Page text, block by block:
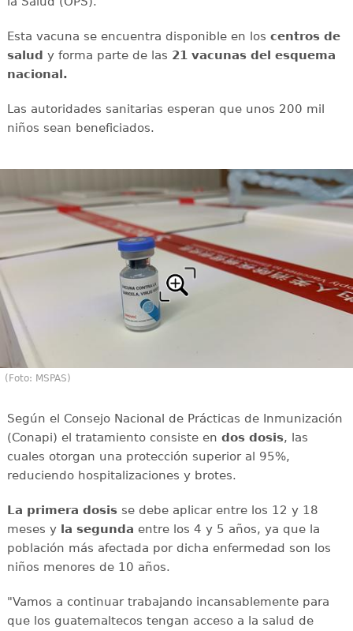
Esta vacuna se encuentra disponible en los centros de
salud y forma parte de las 21 vacunas del esquema
nacional.
Las autoridades sanitarias esperan que unos 200 mil
niños sean beneficiados.
(Foto: MSPAS)
Según el Consejo Nacional de Prácticas de Inmunización
(Conapi) el tratamiento consiste en dos dosis, las
cuales otorgan una protección superior al 95%,
reduciendo hospitalizaciones y brotes.
La primera dosisse debe aplicar entre los 12 y 18
meses y la segunda entre los 4 y 5 años, ya que la
población más afectada por dicha enfermedad son los
niños menores de 10 años.
"Vamos a continuar trabajando incansablemente para
que los guatemaltecos tengan acceso a la salud de